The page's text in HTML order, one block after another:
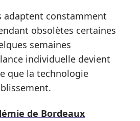
adaptent constamment
obsolètes certaines
semaines
individuelle devient
que la technologie
de Bordeaux